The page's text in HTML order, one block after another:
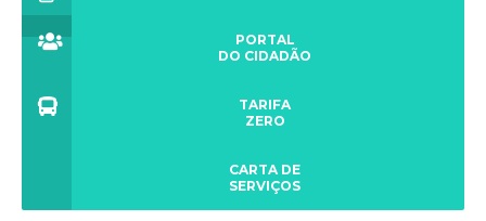
PORTAL
DO CIDADÃO
TARIFA
ZERO
CARTA DE
SERVIÇOS